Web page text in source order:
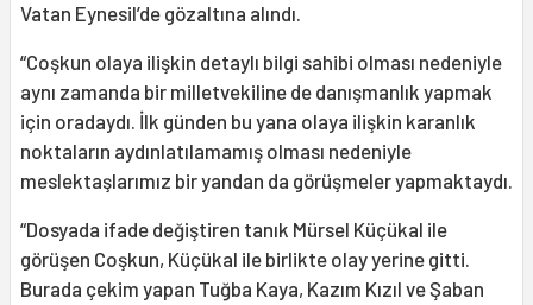
Vatan Eynesil’de gözaltına alındı.
“Coşkun olaya ilişkin detaylı bilgi sahibi olması nedeniyle
aynı zamanda bir milletvekiline de danışmanlık yapmak
için oradaydı. İlk günden bu yana olaya ilişkin karanlık
noktaların aydınlatılamamış olması nedeniyle
meslektaşlarımız bir yandan da görüşmeler yapmaktaydı.
“Dosyada ifade değiştiren tanık Mürsel Küçükal ile
görüşen Coşkun, Küçükal ile birlikte olay yerine gitti.
Burada çekim yapan Tuğba Kaya, Kazım Kızıl ve Şaban